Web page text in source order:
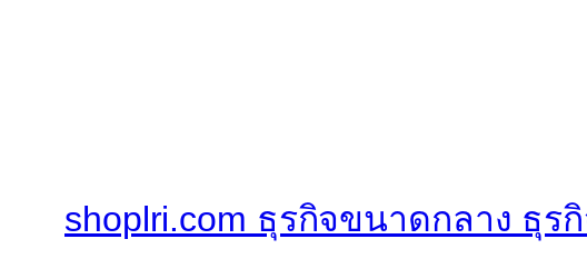
shoplri.com ธุรกิจขนาดกลาง ธุร